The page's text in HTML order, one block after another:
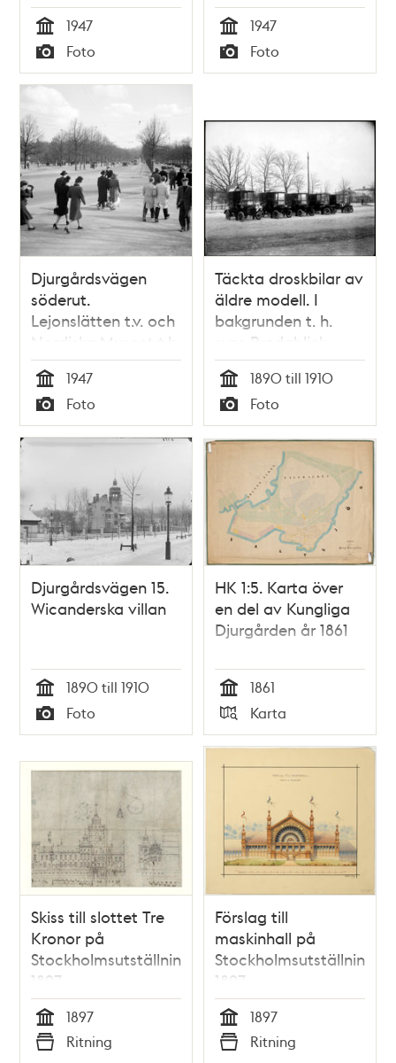
Tid
1947
Typ
Foto Tid
1947
Typ
Foto
Djurgårdsvägen
söderut.
Lejonslätten t.v. och
Nordiska Museet t.h
Tid
1947
Typ
Foto
Täckta droskbilar av
äldre modell. I
bakgrunden t. h.
syns Bredablick.
Tid
1890 till 1910
Typ
Foto
Djurgårdsvägen 15.
Wicanderska villan
Tid
1890 till 1910
Typ
Foto
HK 1:5. Karta över
en del av Kungliga
Djurgården år 1861
Tid
1861
Typ
Karta
Skiss till slottet Tre
Kronor på
Stockholmsutställningen
1897
Tid
1897
Ritning
Förslag till
maskinhall på
Stockholmsutställningen
1897
Tid
1897
Ritning